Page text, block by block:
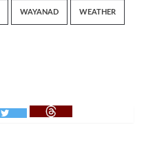
WAYANAD WEATHER